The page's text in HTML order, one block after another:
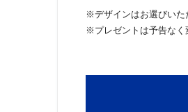
※デザインはお選びいた
※プレゼントは予告なく